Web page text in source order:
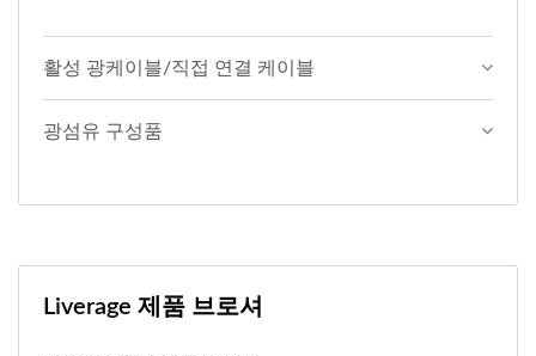
활성 광케이블/직접 연결 케이블
광섬유 구성품
Liverage 제품 브로셔